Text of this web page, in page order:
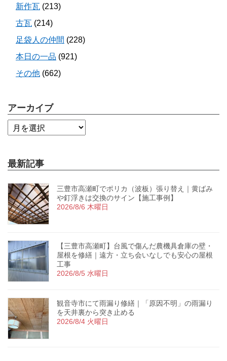
新作瓦 (213)
古瓦 (214)
足袋人の仲間 (228)
本日の一品 (921)
その他 (662)
アーカイブ
最新記事
三豊市高瀬町でポリカ（波板）張り替え｜黄ばみ
や釘浮きは交換のサイン【施工事例】
2026/8/6 木曜日
【三豊市高瀬町】台風で傷んだ農機具倉庫の壁・
屋根を修繕｜遠方・立ち会いなしでも安心の屋根
工事
2026/8/5 水曜日
観音寺市にて雨漏り修繕｜「原因不明」の雨漏り
を天井裏から突き止める
2026/8/4 火曜日